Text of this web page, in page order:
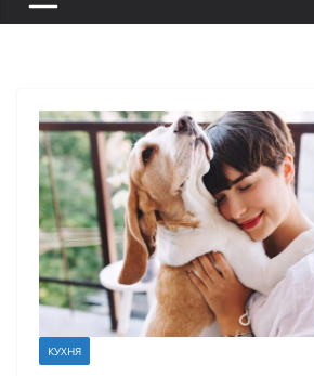
КУХНЯ